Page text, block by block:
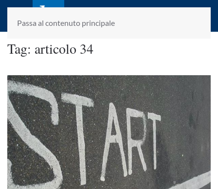
Passa al contenuto principale
laletteraturaenoi.it
fondato da Romano Luperini
Tag: articolo 34